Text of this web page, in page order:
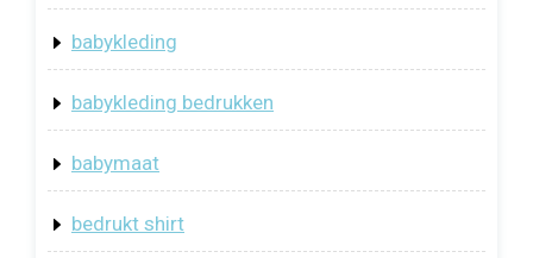
babykleding
babykleding bedrukken
babymaat
bedrukt shirt